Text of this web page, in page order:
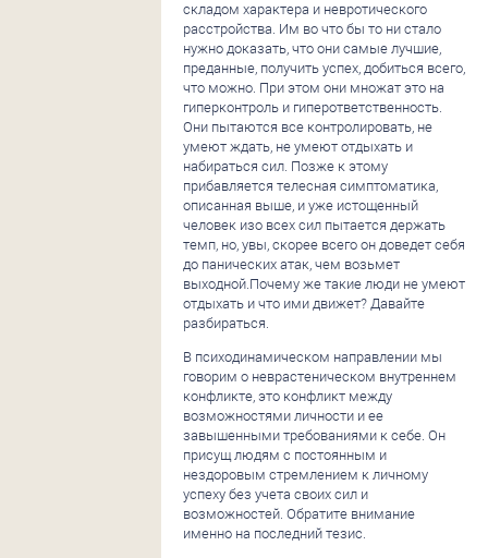
складом характера и невротического
расстройства. Им во что бы то ни стало
нужно доказать, что они самые лучшие,
преданные, получить успех, добиться всего,
что можно. При этом они множат это на
гиперконтроль и гиперответственность.
Они пытаются все контролировать, не
умеют ждать, не умеют отдыхать и
набираться сил. Позже к этому
прибавляется телесная симптоматика,
описанная выше, и уже истощенный
человек изо всех сил пытается держать
темп, но, увы, скорее всего он доведет себя
до панических атак, чем возьмет
выходной.Почему же такие люди не умеют
отдыхать и что ими движет? Давайте
разбираться.
В психодинамическом направлении мы
говорим о неврастеническом внутреннем
конфликте, это конфликт между
возможностями личности и ее
завышенными требованиями к себе. Он
присущ людям с постоянным и
нездоровым стремлением к личному
успеху без учета своих сил и
возможностей. Обратите внимание
именно на последний тезис.